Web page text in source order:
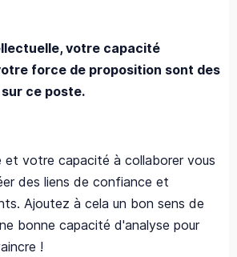
votre capacité
force de proposition sont des
ce poste.
votre capacité à collaborer vous
des liens de confiance et
Ajoutez à cela un bon sens de
bonne capacité d'analyse pour
!